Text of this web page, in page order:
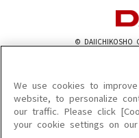
© DAIICHIKOSHO
このサイトに掲載されている一切の
を問わず、著作権法の定める範囲を
を禁じます。
楽曲及びコンテンツは、機種により
楽曲及びコンテンツの配信日、配信内
We use cookies to
website, to personalize
our traffic. Please click
your cookie settings on